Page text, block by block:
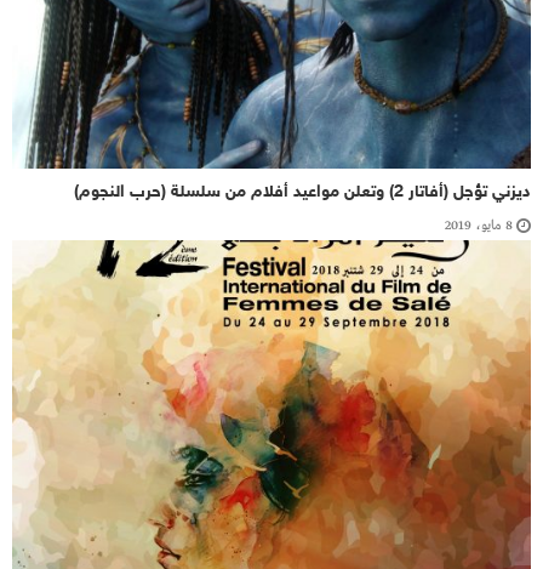
ديزني تؤجل (أفاتار 2) وتعلن مواعيد أفلام من سلسلة (حرب النجوم)
8 مايو، 2019